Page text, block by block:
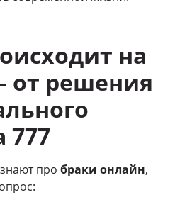
на
от решения
777
про браки онлайн,